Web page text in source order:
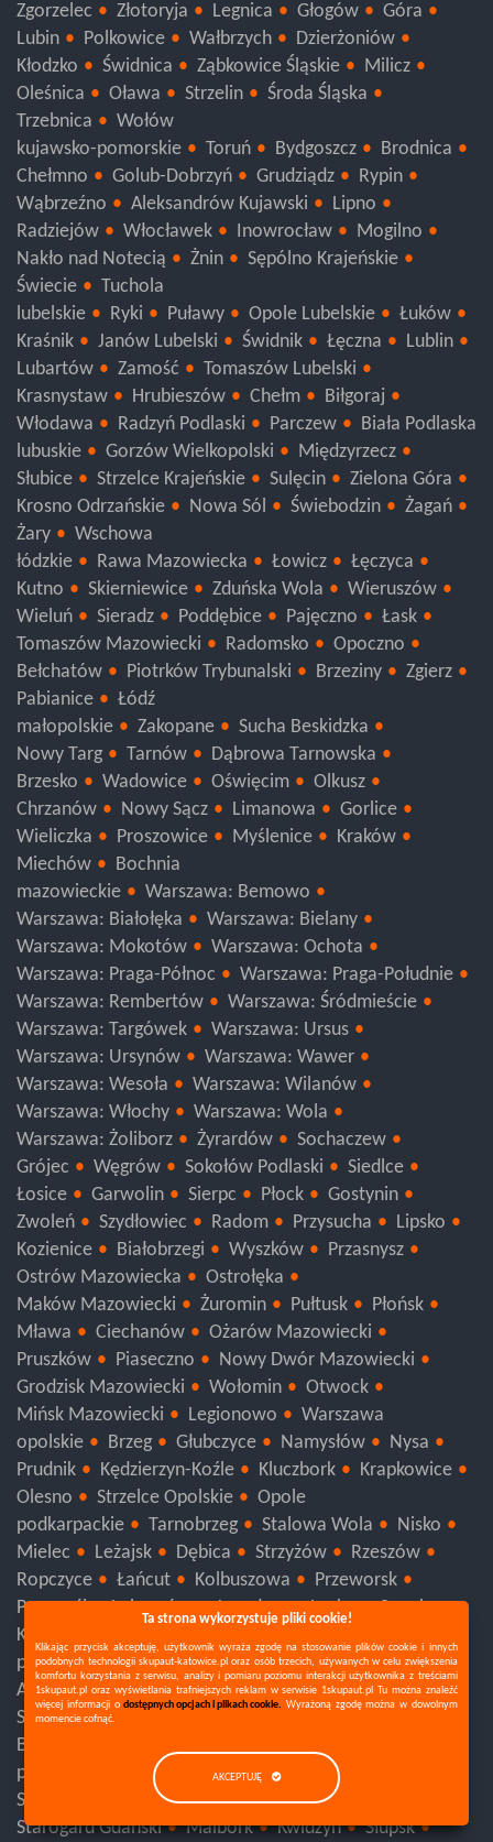
Jawor
Kamienna Góra Lubań
Lwówek Śląski
Zgorzelec
Złotoryja Legnica Głogów
Góra
Lubin
Polkowice Wałbrzych
Dzierżoniów
Kłodzko
Świdnica Ząbkowice Śląskie
Milicz
Oleśnica
Oława
Trzebnica
Wołów
kujawsko-pomorskie
Toruń Bydgoszcz
Brodnica
Chełmno
Golub-Dobrzyń Grudziądz
Rypin
Wąbrzeźno
Aleksandrów Kujawski
Lipno
Radziejów
Włocławek Inowrocław
Mogilno
Nakło nad Notecią
Świecie
Tuchola
lubelskie
Ryki Puławy Opole Lubelskie
Łuków
Kraśnik
Janów Lubelski Świdnik Łęczna
Lubartów
Zamość
Tomaszów Lubelski
Krasnystaw
Hrubieszów Chełm
Biłgoraj
Włodawa
Radzyń Podlaski Parczew
Biała Podlaska
lubuskie
Gorzów Wielkopolski
Międzyrzecz
Słubice
Strzelce Krajeńskie Sulęcin
Zielona Góra
Krosno Odrzańskie
Żary
Wschowa
łódzkie
Rawa Mazowiecka Łowicz
Łęczyca
Kutno
Skierniewice Zduńska Wola
Wieruszów
Wieluń
Sieradz Poddębice Pajęczno
Łask
Tomaszów Mazowiecki
Radomsko
Opoczno
Bełchatów
Piotrków Trybunalski
Pabianice
Łódź
małopolskie
Zakopane
Sucha Beskidzka
Nowy Targ
Tarnów
Dąbrowa Tarnowska
Brzesko
Wadowice Oświęcim
Olkusz
Chrzanów
Nowy Sącz Limanowa
Gorlice
Wieliczka
Proszowice
Miechów
Bochnia
mazowieckie
Warszawa: Bemowo
Warszawa: Białołęka
Warszawa: Bielany
Warszawa: Mokotów
Warszawa: Ochota
Warszawa: Praga-Północ
Warszawa: Praga-Południe
Warszawa: Rembertów
Warszawa: Śródmieście
Warszawa: Targówek
Warszawa: Ursus
Warszawa: Ursynów
Warszawa: Wawer
Warszawa: Wesoła
Warszawa: Wilanów
Warszawa: Włochy
Warszawa: Wola
Warszawa: Żoliborz
Żyrardów
Sochaczew
Grójec
Węgrów Sokołów Podlaski
Siedlce
Łosice
Garwolin Sierpc Płock
Gostynin
Zwoleń
Szydłowiec Radom Przysucha
Lipsko
Kozienice
Białobrzegi Wyszków
Ostrów Mazowiecka
Ostrołęka
Maków Mazowiecki
Żuromin Pułtusk
Płońsk
Mława
Ciechanów
Ożarów Mazowiecki
Pruszków
Piaseczno
Nowy Dwór Mazowiecki
Grodzisk Mazowiecki
Wołomin
Otwock
Mińsk Mazowiecki
Legionowo
Warszawa
opolskie
Brzeg Głubczyce Namysłów
Nysa
Prudnik
Kędzierzyn-Koźle Kluczbork
Olesno
Strzelce Opolskie
Opole
podkarpackie
Tarnobrzeg Stalowa Wola
Nisko
Mielec
Leżajsk Dębica Strzyżów
Rzeszów
Ropczyce
Łańcut Kolbuszowa
Przeworsk
Przemyśl
Krosno
Jasło Brzozów
Ustrzyki Dolne
podlaskie
Suwałki Sejny Mońki
Grajewo
Augustów
Siemiatycze
Bielsk Podlaski
Sokółka
Białystok
pomorskie
Kościerzyna Człuchów
Sopot
Gdynia Gdańsk Sztum Tczew
Ta strona wykorzystuje pliki cookie!
Klikając przycisk akceptuję, użytkownik wyraża zgodę na stosowanie plików cookie i innych
podobnych technologii skupaut-katowice.pl oraz osób trzecich, używanych w celu zwiększenia
komfortu korzystania z serwisu, analizy i pomiaru poziomu interakcji użytkownika z treściami
1skupaut.pl oraz wyświetlania trafniejszych reklam w serwisie 1skupaut.pl Tu można znaleźć
więcej informacji odostępnych opcjach i plikach cookie. Wyrażoną zgodę można w dowolnym
momencie cofnąć.
AKCEPTUJĘ